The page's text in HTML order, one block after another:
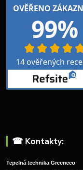
☎︎ Kontakty:
Tepelná technika Greeneco